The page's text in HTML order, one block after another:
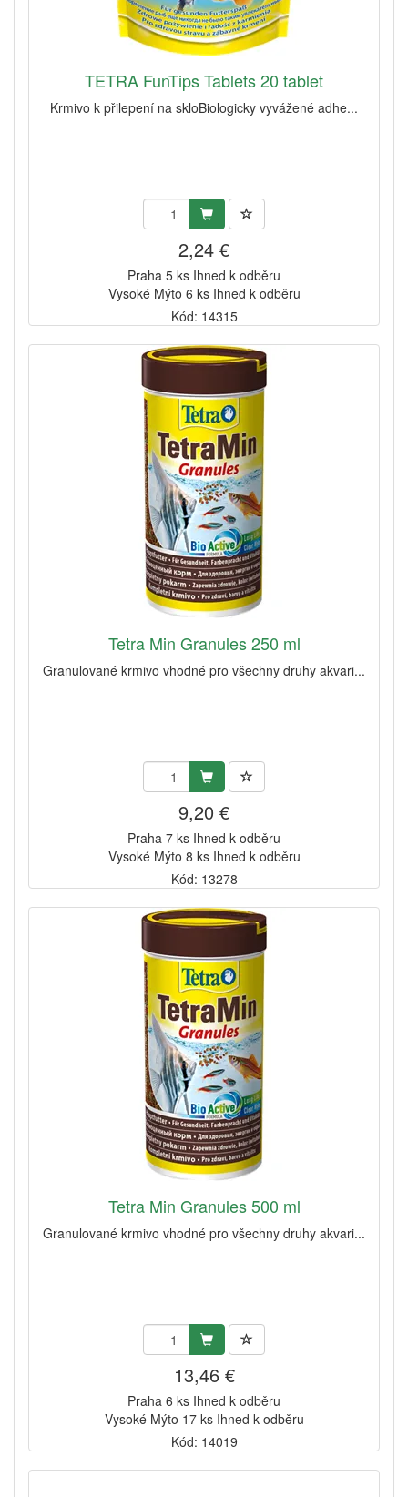
TETRA FunTips Tablets 20 tablet
Krmivo k přilepení na skloBiologicky vyvážené adhe...
2,24 €
Praha 5 ks Ihned k odběru
Vysoké Mýto 6 ks Ihned k odběru
Kód: 14315
Tetra Min Granules 250 ml
Granulované krmivo vhodné pro všechny druhy akvari...
9,20 €
Praha 7 ks Ihned k odběru
Vysoké Mýto 8 ks Ihned k odběru
Kód: 13278
Tetra Min Granules 500 ml
Granulované krmivo vhodné pro všechny druhy akvari...
13,46 €
Praha 6 ks Ihned k odběru
Vysoké Mýto 17 ks Ihned k odběru
Kód: 14019